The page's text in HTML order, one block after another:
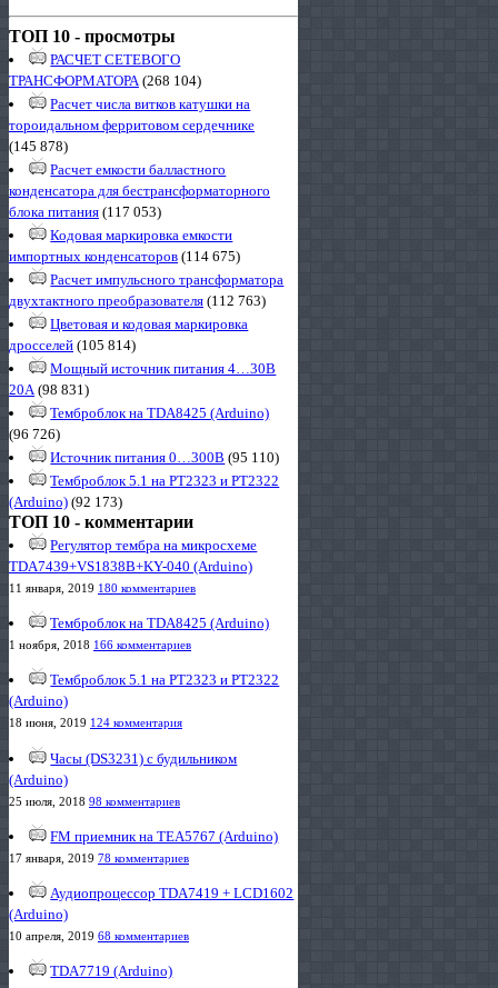
ТОП 10 - просмотры
РАСЧЕТ СЕТЕВОГО
ТРАНСФОРМАТОРА(268 104)
Расчет числа витков катушки на
тороидальном ферритовом сердечнике
(145 878)
Расчет емкости балластного
конденсатора для бестрансформаторного
блока питания (117 053)
Кодовая маркировка емкости
импортных конденсаторов (114 675)
Расчет импульсного трансформатора
двухтактного преобразователя (112 763)
Цветовая и кодовая маркировка
дросселей (105 814)
Мощный источник питания 4…30В
20А(98 831)
Темброблок на TDA8425 (Arduino)
(96 726)
Источник питания 0…300В (95 110)
Темброблок 5.1 на PT2323 и PT2322
(Arduino) (92 173)
ТОП 10 - комментарии
Регулятор тембра на микросхеме
TDA7439+VS1838B+KY-040 (Arduino)
11 января, 2019 180 комментариев
Темброблок на TDA8425 (Arduino)
1 ноября, 2018 166 комментариев
Темброблок 5.1 на PT2323 и PT2322
(Arduino)
18 июня, 2019 124 комментария
Часы (DS3231) с будильником
(Arduino)
25 июля, 2018 98 комментариев
FM приемник на TEA5767 (Arduino)
17 января, 2019 78 комментариев
Аудиопроцессор TDA7419 + LCD1602
(Arduino)
10 апреля, 2019 68 комментариев
TDA7719 (Arduino)